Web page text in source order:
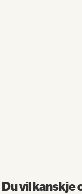
Du vil kanskje